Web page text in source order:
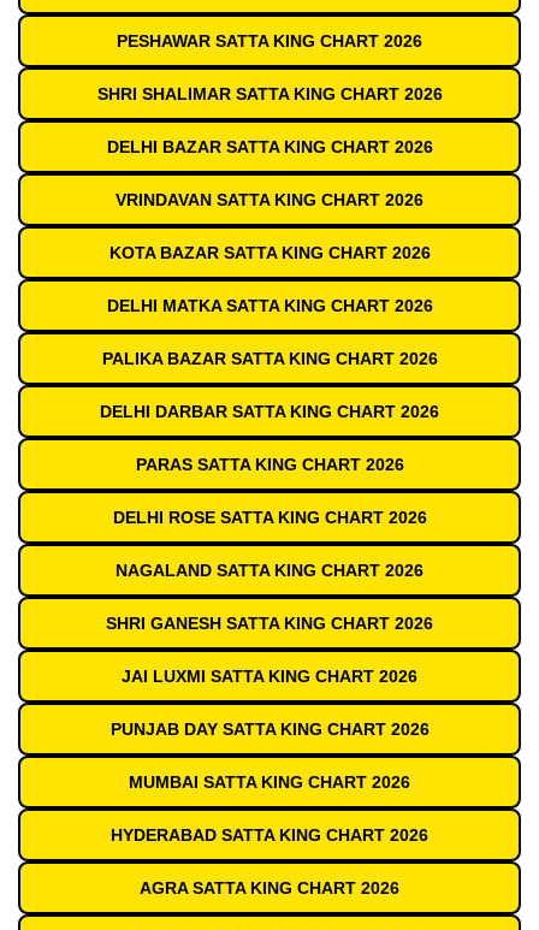
PESHAWAR SATTA KING CHART 2026
SHRI SHALIMAR SATTA KING CHART 2026
DELHI BAZAR SATTA KING CHART 2026
VRINDAVAN SATTA KING CHART 2026
KOTA BAZAR SATTA KING CHART 2026
DELHI MATKA SATTA KING CHART 2026
PALIKA BAZAR SATTA KING CHART 2026
DELHI DARBAR SATTA KING CHART 2026
PARAS SATTA KING CHART 2026
DELHI ROSE SATTA KING CHART 2026
NAGALAND SATTA KING CHART 2026
SHRI GANESH SATTA KING CHART 2026
JAI LUXMI SATTA KING CHART 2026
PUNJAB DAY SATTA KING CHART 2026
MUMBAI SATTA KING CHART 2026
HYDERABAD SATTA KING CHART 2026
AGRA SATTA KING CHART 2026